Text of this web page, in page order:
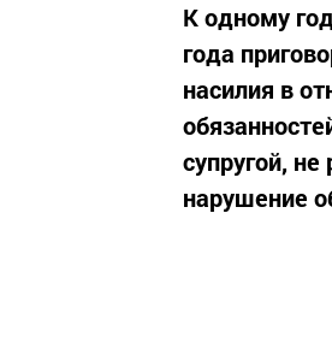
К одному
года
насилия в
супругой,
нарушение